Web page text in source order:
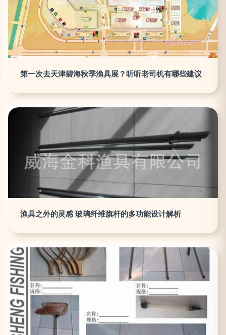
第一次去天津碧海秋季渔具展？听听老司机有哪些建议
渔具之外的灵感 玻璃纤维旗杆的多功能设计解析